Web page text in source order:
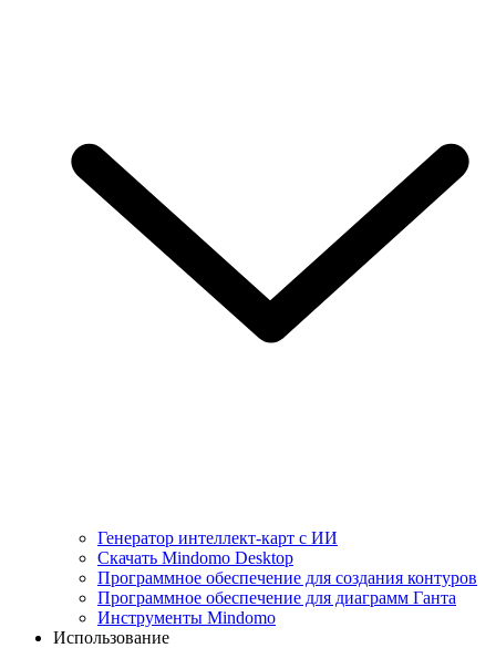
Генератор интеллект-карт с ИИ
Скачать Mindomo Desktop
Программное обеспечение для создания контуров
Программное обеспечение для диаграмм Ганта
Инструменты Mindomo
Использование